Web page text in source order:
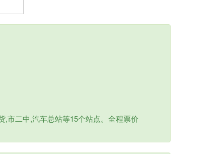
,市二中,汽车总站等15个站点。全程票价